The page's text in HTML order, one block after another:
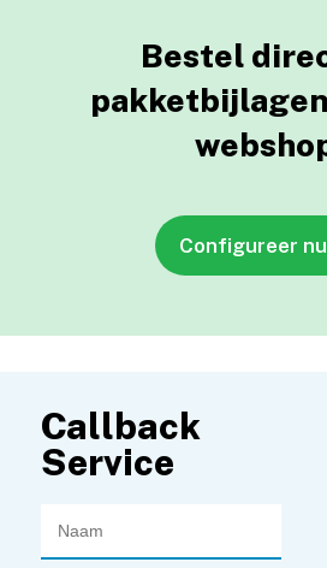
Bestel
pakketbijlagen
Configureer nu
Callback
Service